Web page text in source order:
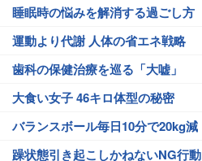
睡眠時の悩みを解消する過ごし方
運動より代謝 人体の省エネ戦略
歯科の保健治療を巡る「大嘘」
大食い女子 46キロ体型の秘密
バランスボール毎日10分で20kg減
躁状態引き起こしかねないNG行動